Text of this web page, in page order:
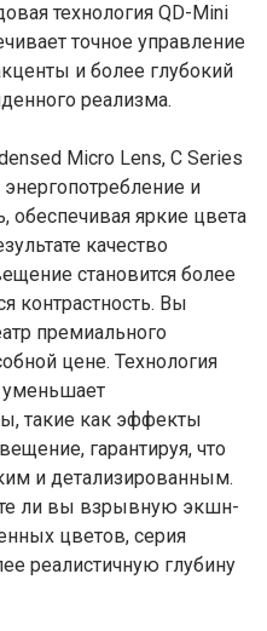
технология QD-Mini
точное управление
и более глубокий
реализма.
Micro Lens, C Series
и
обеспечивая яркие цвета
качество
становится более
контрастность. Вы
премиального
цене. Технология
уменьшает
такие как эффекты
гарантируя, что
и детализированным.
ли вы взрывную экшн-
цветов, серия
реалистичную глубину